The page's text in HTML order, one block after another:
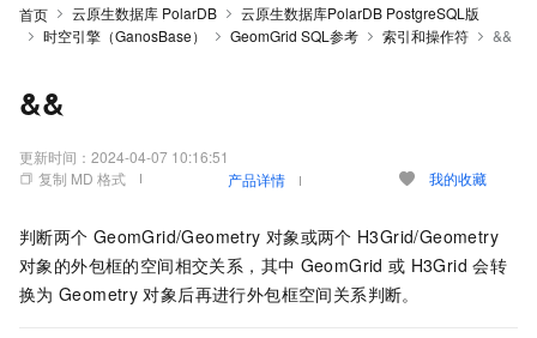
首页 云原生数据库 PolarDB
云原生数据库PolarDB PostgreSQL版
时空引擎（GanosBase）
GeomGrid SQL参考 索引和操作符 &&
&&
更新时间： 2024-04-07 10:16:51
复制 MD 格式
产品详情 我的收藏
判断两个 GeomGrid/Geometry 对象或两个 H3Grid/Geometry
对象的外包框的空间相交关系，其中 GeomGrid 或 H3Grid 会转
换为 Geometry 对象后再进行外包框空间关系判断。